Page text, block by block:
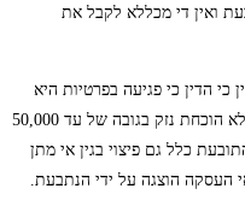
ואין די מכללא לקבל את
כי הדין כי פגיעה בפרטיות היא
לחוק) ומקנה פיצוי ללא הוכחת נזק בגובה של עד 50,000
ידי התובעת כלל גם פיצוי בגין אי מתן
העסקה הוצגה על ידי הנתבעת.